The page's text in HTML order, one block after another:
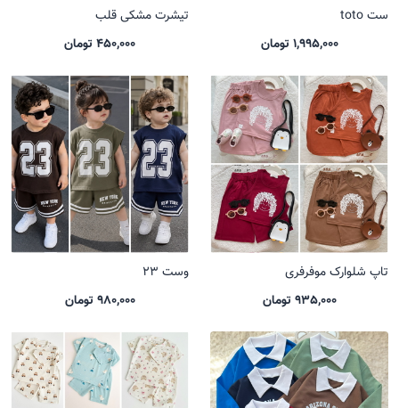
ست toto
1,995,000 تومان
تیشرت مشکی قلب
450,000 تومان
تاپ شلوارک موفرفری
935,000 تومان
وست 23
980,000 تومان